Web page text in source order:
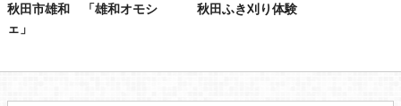
秋田市雄和 「雄和オモシ
ェ」
秋田ふき刈り体験